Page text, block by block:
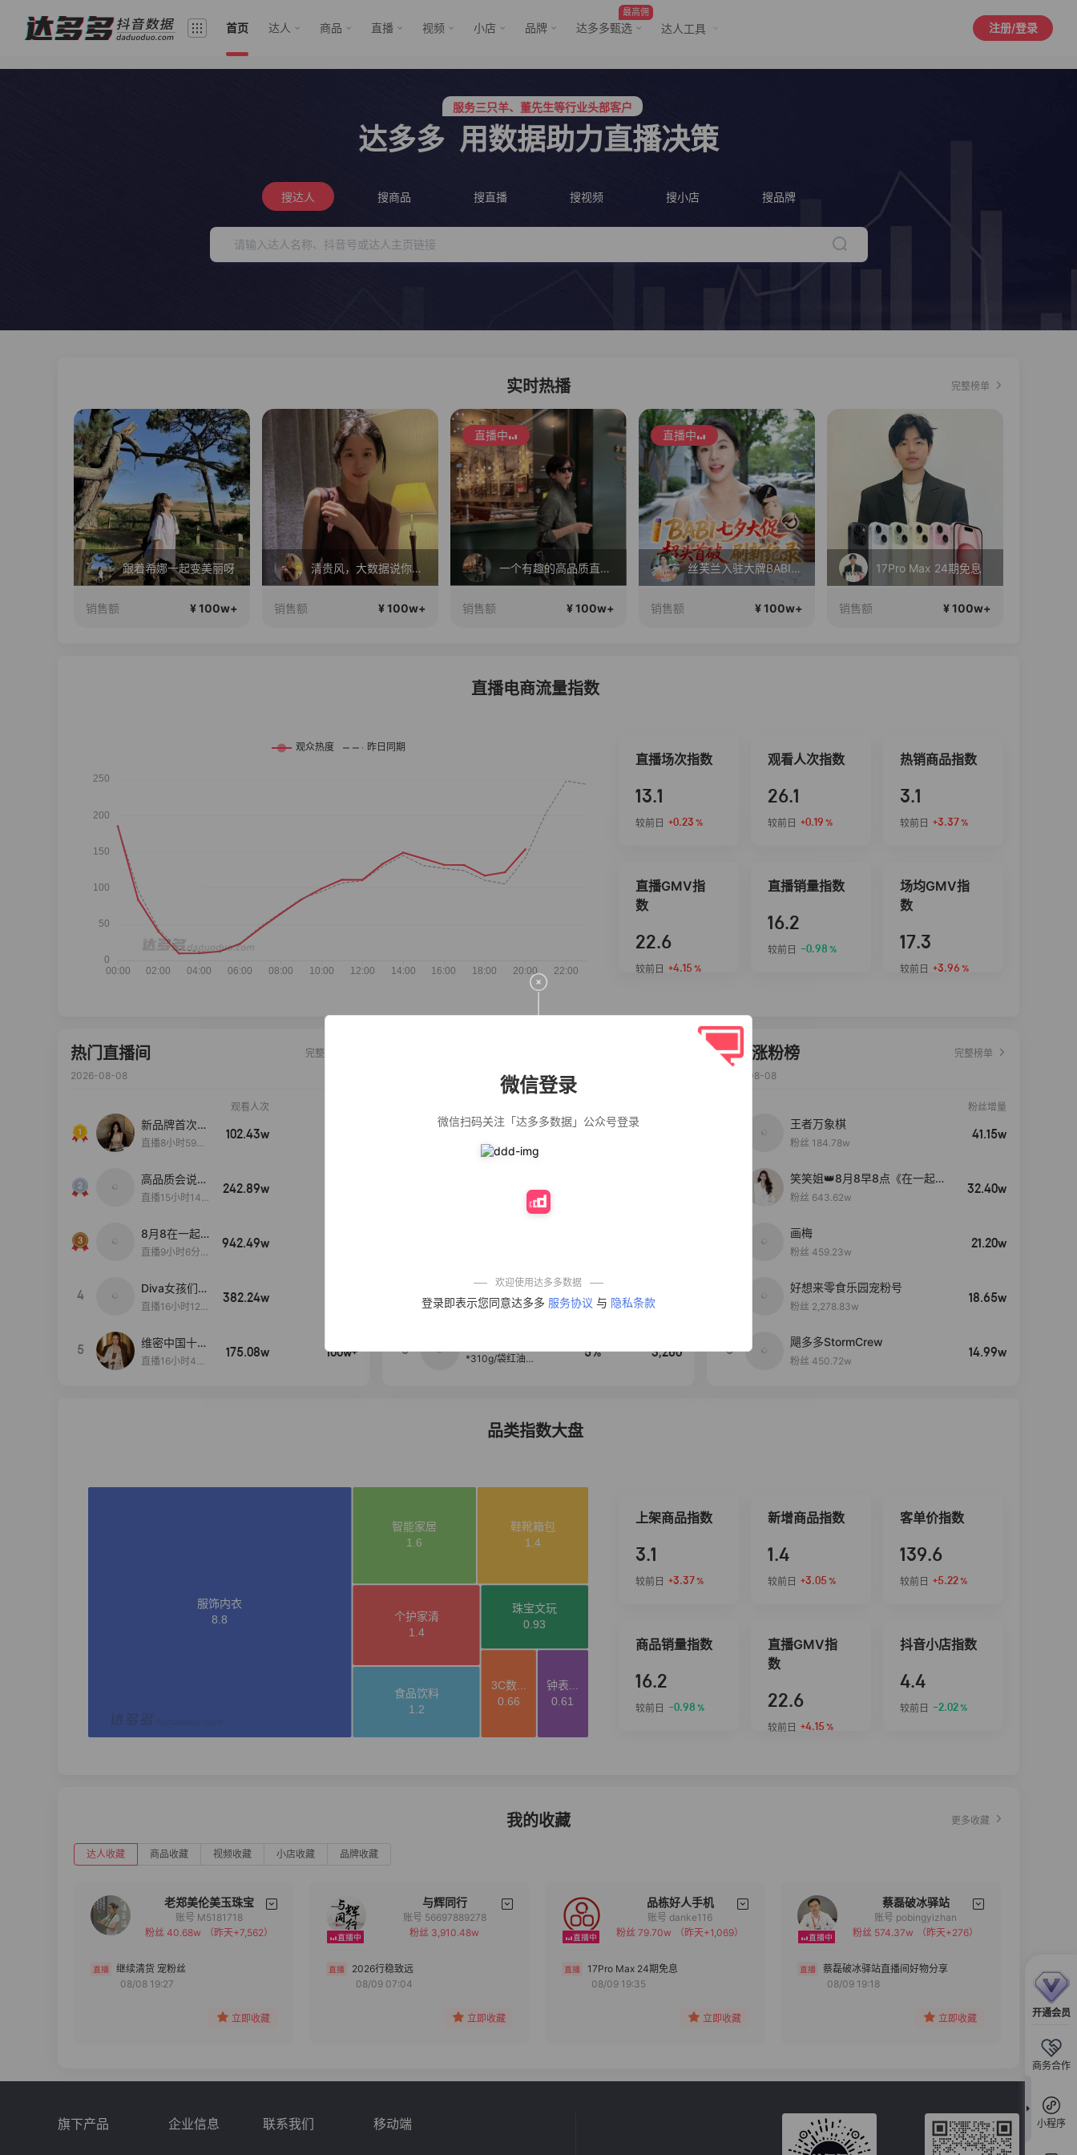
首页 达人 商品 直播 视频 小店 品牌
最高佣
达多多甄选 达人工具 注册/登录
开通会员
商务合作
小程序
微信登录
微信扫码关注「达多多数据」公众号登录
欢迎使用达多多数据
登录即表示您同意达多多 服务协议 与 隐私条款
服务三只羊、董先生等行业头部客户
行业价格屠夫，年卡会员低至798/年
行业价格屠夫，年卡会员低至798/年
达多多 用数据助力直播决策
搜达人 搜商品 搜直播 搜视频 搜小店 搜品牌
实时热播 完整榜单
跟着希娜一起变美丽呀
销售额 ¥ 100w+
清贵风，大数据说你很有审美
销售额 ¥ 100w+
直播中
一个有趣的高品质直播间~
销售额 ¥ 100w+
直播中
丝芙兰入驻大牌BABI！竟然打到这个价？？
销售额 ¥ 100w+
17Pro Max 24期免息
销售额 ¥ 100w+
直播电商流量指数
直播场次指数
13.1
较前日 +0.23 %
观看人次指数
26.1
较前日 +0.19 %
热销商品指数
3.1
较前日 +3.37%
直播GMV指
数
22.6
较前日 +4.15 %
直播销量指数
16.2
较前日 -0.98 %
场均GMV指
数
17.3
较前日 +3.96 %
热门直播间
完整榜单
2026-08-08
观看人次
新品牌首次大
上新
直播8小时59分
102.43w
高品质会说
话….
直播15小时14
242.89w
8月8在一起
生日献礼盛典
直播9小时6分1
942.49w
4
Diva女孩们集
合啦~意大利
直播16小时12
382.24w
5
维密中国十周
年 与你如此
直播16小时48
175.08w 100w+
公仔牌顽渍净洗
污渍除菌除螨3倍
净厨房油烟机去
重油污去油王污
免煮开袋即食劲
【爆款推荐】力
士依兰香沐浴露
12% 3,530
5
*310g/袋红油麻
5% 3,260
达人涨粉榜
完整榜单
2026-08-08
粉丝增量
王者万象棋
粉丝 184.78w
41.15w
笑笑姐👑8月8早8点《在一起》
生日盛典
粉丝 643.62w
32.40w
画梅
粉丝 459.23w
21.20w
好想来零食乐园宠粉号
粉丝 2,278.83w
18.65w
5
飓多多StormCrew
粉丝 450.72w
14.99w
品类指数大盘
上架商品指数
3.1
较前日 +3.37%
新增商品指数
1.4
较前日 +3.05 %
客单价指数
139.6
较前日 +5.22%
商品销量指数
16.2
较前日 -0.98 %
直播GMV指
数
22.6
较前日 +4.15 %
抖音小店指数
4.4
较前日 -2.02%
我的收藏 更多收藏
达人收藏 商品收藏 视频收藏 小店收藏 品牌收藏
老郑美伦美玉珠宝
备注
账号 M5181718
粉丝 40.68w
（昨天+7,562）
继续清货 宠粉丝
08/08 19:27
立即收藏
与辉同行
备注
账号 56697889278
粉丝 3,910.48w
2026行稳致远
08/09 07:04
立即收藏
品栋好人手机
备注
分组
账号 danke116
粉丝 79.70w
（昨天+1,069）
17Pro Max 24期免息
08/09 19:35
立即收藏
蔡磊破冰驿站
备注
分组
账号 pobingyizhan
粉丝 574.37w
（昨天+276）
蔡磊破冰驿站直播间好物分享
08/09 19:18
立即收藏
旗下产品 企业信息 联系我们 移动端